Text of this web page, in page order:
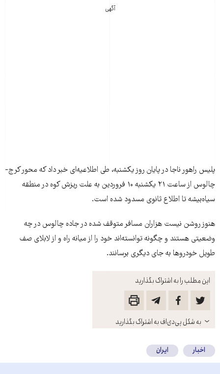
این مطلب را به اشتراک بگذارید
باز
کنید
به شکل پی‌دی‌اف به اشتراک بگذارید
آگهی
پلیس راهور ناجا در پایان روز یکشنبه، طی اطلاعیه‌ای خبر داد که محور کرج-
چالوس از ساعت ۲۱ یکشنبه ۱۰ فروردین به علت ریزش کوه در منطقه
سیا‌ه‌بیشه تا اطلاع ثانوی مسدود شده است.
هنوز روشن نیست هزاران مسافر متوقف شده در جاده چالوس در چه
وضعیتی هستند و چگونه توانسته‌اند خود را از میانه راه و از لابلای صف
طویل خودروها به جای دیگری برسانند.
اخبار ایران